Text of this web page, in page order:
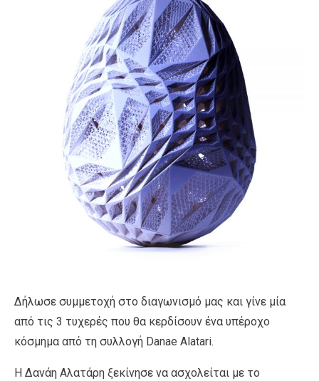
Δήλωσε συμμετοχή στο διαγωνισμό μας και γίνε μία
από τις 3 τυχερές που θα κερδίσουν ένα υπέροχο
κόσμημα από τη συλλογή Danae Alatari.
Η Δανάη Αλατάρη ξεκίνησε να ασχολείται με το